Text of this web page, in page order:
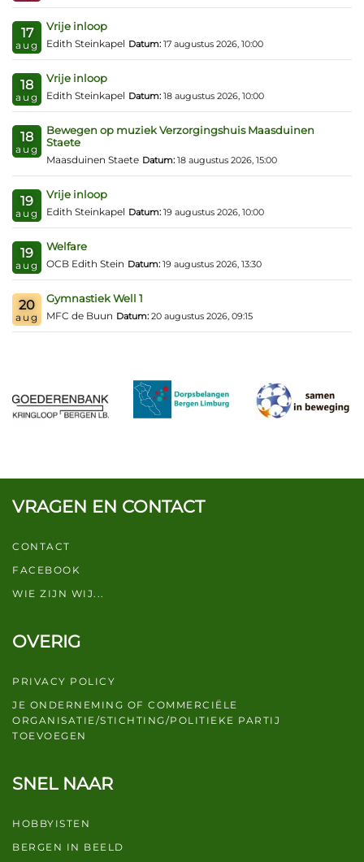
17
aug
Vrije inloop
Edith Steinkapel Datum: 17 augustus 2026, 10:00
18
aug
Vrije inloop
Edith Steinkapel Datum: 18 augustus 2026, 10:00
18
aug
Bewegen op muziek Verzorgingshuis Maasduinen
Staete
Maasduinen Staete Datum: 18 augustus 2026, 15:00
19
aug
Vrije inloop
Edith Steinkapel Datum: 19 augustus 2026, 10:00
19
aug
Welfare
OCB Edith Stein Datum: 19 augustus 2026, 13:30
20
aug
Gymnastiek Well 1
MFC de Buun Datum: 20 augustus 2026, 09:15
VRAGEN EN CONTACT
CONTACT
FACEBOOK
WIE ZIJN WIJ...
OVERIG
PRIVACY POLICY
JE ONDERNEMING OF COMMERCIËLE
ORGANISATIE/STICHTING/POLITIEKE PARTIJ
TOEVOEGEN
SNEL NAAR
HOBBYISTEN
BERGEN IN BEELD